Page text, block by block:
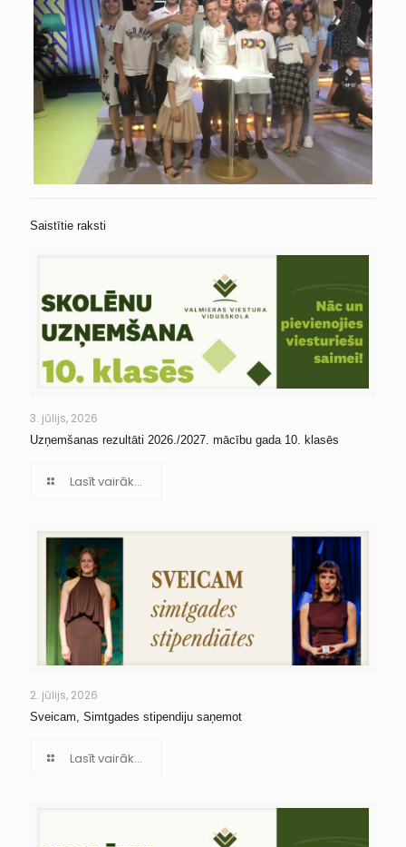
Saistītie raksti
3. jūlijs, 2026
Uzņemšanas rezultāti 2026./2027. mācību gada 10. klasēs
Lasīt vairāk...
2. jūlijs, 2026
Sveicam, Simtgades stipendiju saņemot
Lasīt vairāk...